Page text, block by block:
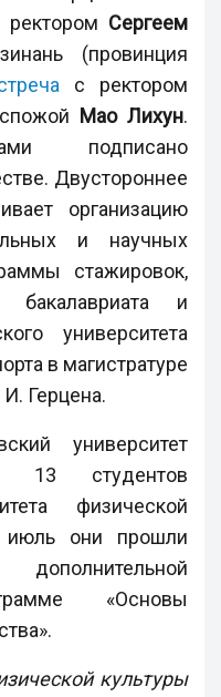
ректором Сергеем
(провинция
с ректором
Мао Лихун.
подписано
Двустороннее
организацию
и научных
стажировок,
бакалавриата и
университета
в магистратуре
Герцена.
университет
13 студентов
физической
июль они прошли
«Основы
культуры